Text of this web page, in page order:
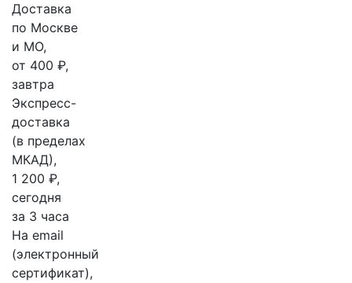
Доставка
по Москве
и МО,
от 400 ₽,
завтра
Экспресс-
доставка
(в пределах
МКАД),
1 200 ₽,
сегодня
за 3 часа
На email
(электронный
сертификат),